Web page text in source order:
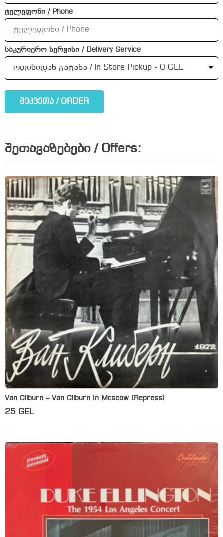
ტელეფონი / Phone
საკურიერო სერვისი / Delivery Service
შეკვეთა / ORDER
შეთავაზებები / Offers:
Van Cliburn – Van Cliburn In Moscow (Repress)
25 GEL